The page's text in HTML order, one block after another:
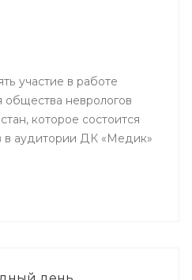
участие в работе
общества неврологов
которое состоится
в аудитории ДК «Медик»